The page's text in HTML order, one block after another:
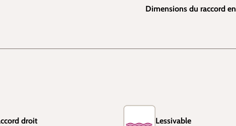
Dimensions du raccord
droit Lessivable